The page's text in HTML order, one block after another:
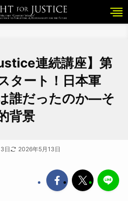
連続講座】第
タート！日本軍
誰だったのか―そ
背景
日 2026年5月13日